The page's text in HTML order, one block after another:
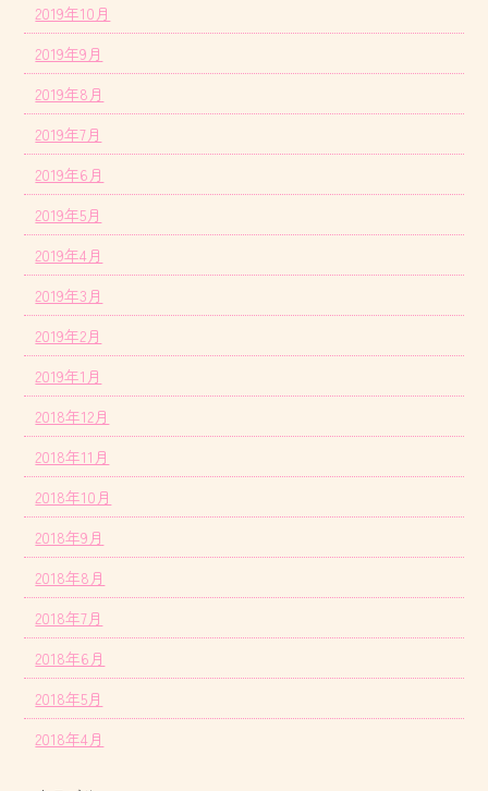
2019年10月
2019年9月
2019年8月
2019年7月
2019年6月
2019年5月
2019年4月
2019年3月
2019年2月
2019年1月
2018年12月
2018年11月
2018年10月
2018年9月
2018年8月
2018年7月
2018年6月
2018年5月
2018年4月